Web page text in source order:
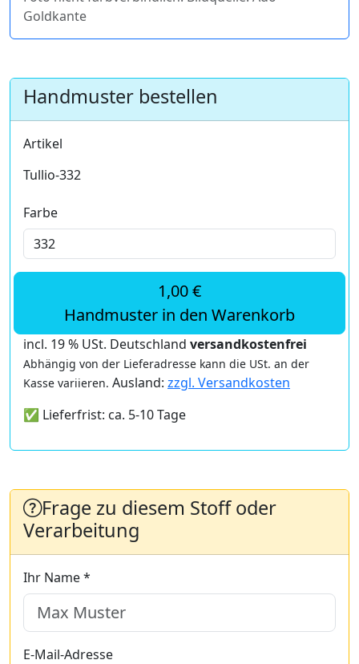
Goldkante
Handmuster bestellen
Artikel
Tullio-332
Farbe
1,00 €
Handmuster in den Warenkorb
incl. 19 % USt. Deutschland versandkostenfrei
Abhängig von der Lieferadresse kann die USt. an der
Kasse variieren. Ausland: zzgl. Versandkosten
✅ Lieferfrist: ca. 5-10 Tage
Frage zu diesem Stoff oder
Verarbeitung
Ihr Name *
E-Mail-Adresse